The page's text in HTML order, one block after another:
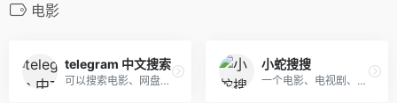
电影
telegram 中文搜索
可以搜索电影、网盘、教程等资源
小蛇搜搜
一个电影、电视剧、博客搜索引擎，界面比较清爽